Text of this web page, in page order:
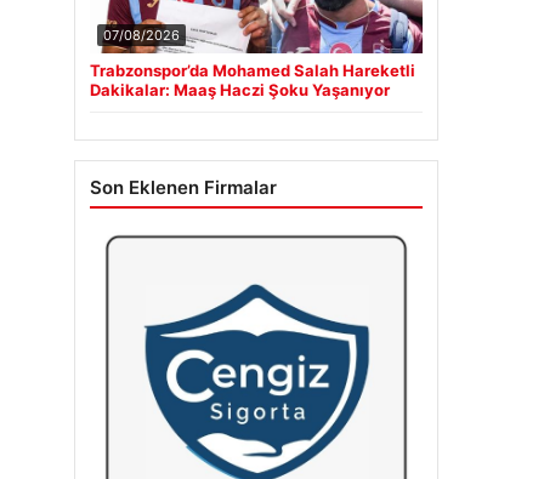
07/08/2026
Trabzonspor’da Mohamed Salah Hareketli
Dakikalar: Maaş Haczi Şoku Yaşanıyor
Son Eklenen Firmalar